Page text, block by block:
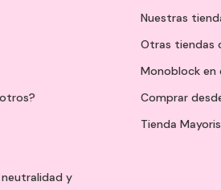
y
Nuestras
Otras tiendas
Monoblock en
Comprar
Tienda